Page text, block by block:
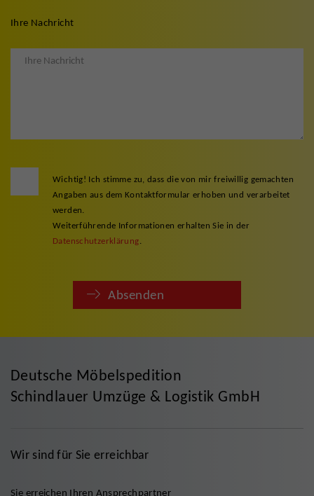
Ihre Nachricht
Wichtig! Ich stimme zu, dass die von mir freiwillig gemachten
Angaben aus dem Kontaktformular erhoben und verarbeitet
werden.
Weiterführende Informationen erhalten Sie in der
Datenschutzerklärung
Absenden
Deutsche Möbelspedition
Schindlauer Umzüge & Logistik GmbH
Wir sind für Sie erreichbar
Sie erreichen Ihren Ansprechpartner